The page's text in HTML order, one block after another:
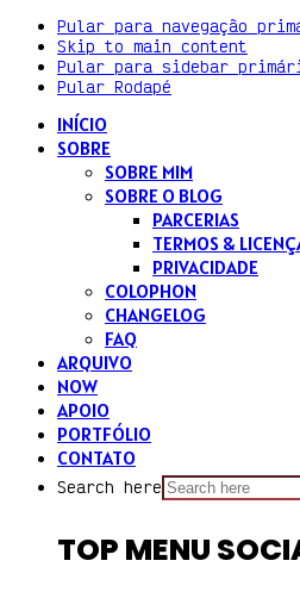
Pular para navegação
Skip to main content
Pular para sidebar
Pular Rodapé
INÍCIO
SOBRE
SOBRE MIM
SOBRE O BLOG
PARCERIAS
TERMOS &
PRIVACIDADE
COLOPHON
CHANGELOG
FAQ
ARQUIVO
NOW
APOIO
PORTFÓLIO
CONTATO
Search here
TOP MENU